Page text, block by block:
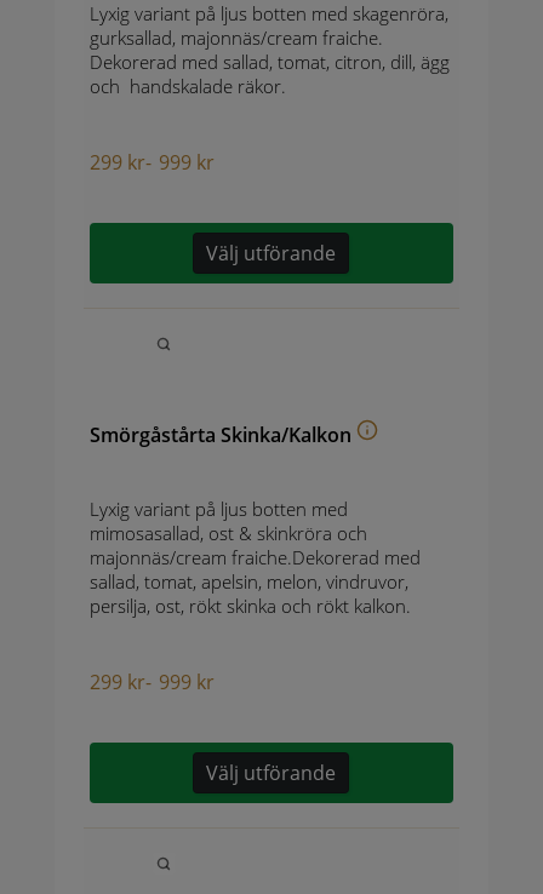
Lyxig variant på ljus botten med skagenröra,
gurksallad, majonnäs/cream fraiche.
Dekorerad med sallad, tomat, citron, dill, ägg
och handskalade räkor.
299 kr- 999 kr
Välj utförande
Smörgåstårta Skinka/Kalkon
Lyxig variant på ljus botten med
mimosasallad, ost & skinkröra och
majonnäs/cream fraiche.Dekorerad med
sallad, tomat, apelsin, melon, vindruvor,
persilja, ost, rökt skinka och rökt kalkon.
299 kr- 999 kr
Välj utförande